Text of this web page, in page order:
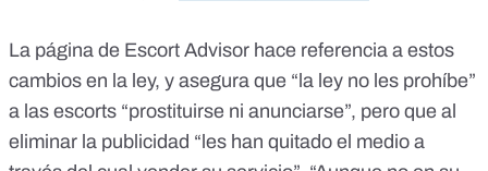
La página de Escort Advisor hace referencia a estos
cambios en la ley, y asegura que “la ley no les prohíbe”
a las escorts “prostituirse ni anunciarse”, pero que al
eliminar la publicidad “les han quitado el medio a